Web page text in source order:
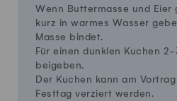
Wenn Buttermasse und Eier
kurz in warmes Wasser
Masse bindet.
Für einen dunklen Kuchen
beigeben.
Der Kuchen kann am
Festtag verziert werden.